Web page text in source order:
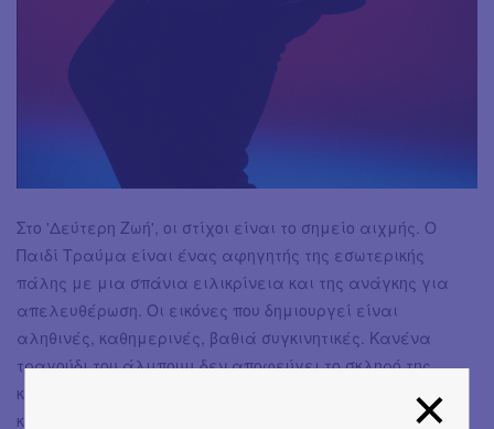
Στο 'Δεύτερη Ζωή', οι στίχοι είναι το σημείο αιχμής. Ο
Παιδί Τραύμα είναι ένας αφηγητής της εσωτερικής
πάλης με μια σπάνια ειλικρίνεια και της ανάγκης για
απελευθέρωση. Οι εικόνες που δημιουργεί είναι
αληθινές, καθημερινές, βαθιά συγκινητικές. Κανένα
τραγούδι του άλμπουμ δεν αποφεύγει το σκληρό της
καθημερινότητας. Αντίθετα γίνεται μέσο για να ειπωθεί
κάθε συναίσθημα, χωρίς υπερβολές, με τη δική του